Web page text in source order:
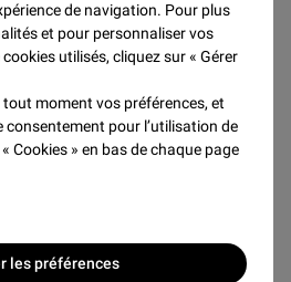
de navigation. Pour plus
et pour personnaliser vos
utilisés, cliquez sur « Gérer
moment vos préférences, et
pour l’utilisation de
Cookies » en bas de chaque page
les préférences
entre la forme qui surgit et
naît ce que l’on désigne depuis
de non finito.
les sculptures inachevées de
de cette esthétique pour en
sa modernité. Ainsi, de même
s’en libérer entièrement, les
laissent apparaître, à côté d’un
entamée. La surface non finie